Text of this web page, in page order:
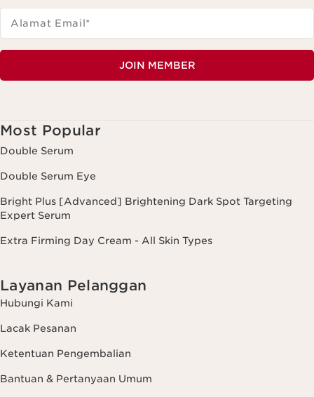
Alamat Email*
JOIN MEMBER
Most Popular
Double Serum
Double Serum Eye
Bright Plus [Advanced] Brightening Dark Spot Targeting
Expert Serum
Extra Firming Day Cream - All Skin Types
Layanan Pelanggan
Hubungi Kami
Lacak Pesanan
Ketentuan Pengembalian
Bantuan & Pertanyaan Umum